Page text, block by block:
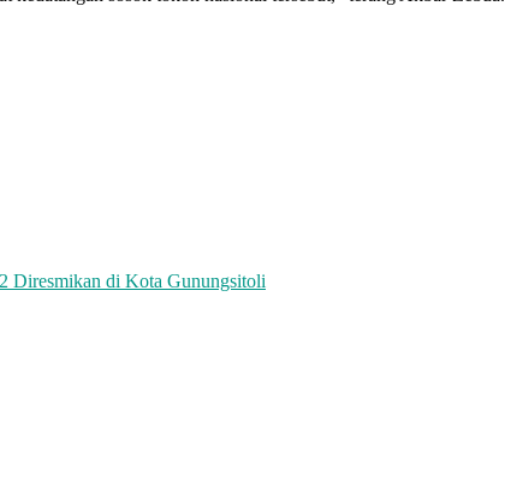
Diresmikan di Kota Gunungsitoli